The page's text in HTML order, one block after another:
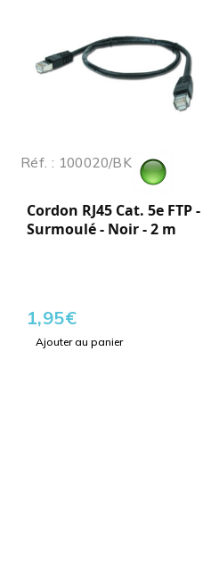
Réf. : 100020/BK
Cordon RJ45 Cat. 5e FTP -
Surmoulé - Noir - 2 m
1,95€
Ajouter au panier